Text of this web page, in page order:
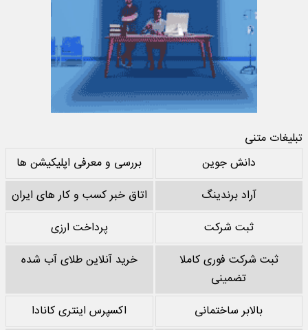
تبلیغات متنی
دانش جوین
بررسی و معرفی اپلیکیشن ها
آراد برندینگ
اتاق خبر کسب و کار های ایران
ثبت شرکت
پرداخت ارزی
ثبت شرکت فوری کاملا
تضمینی
خرید آنلاین طلای آب شده
بالابر ساختمانی اکسپرس اینتری کانادا